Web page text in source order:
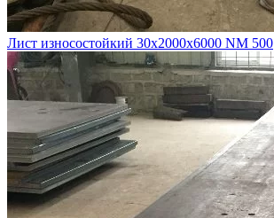
Лист износостойкий 30х2000х6000 NM 500